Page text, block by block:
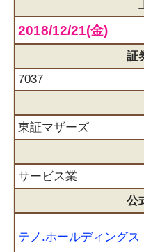
2018/12/21(金)
証
7037
東証マザーズ
サービス業
公
テノ.ホールディングス